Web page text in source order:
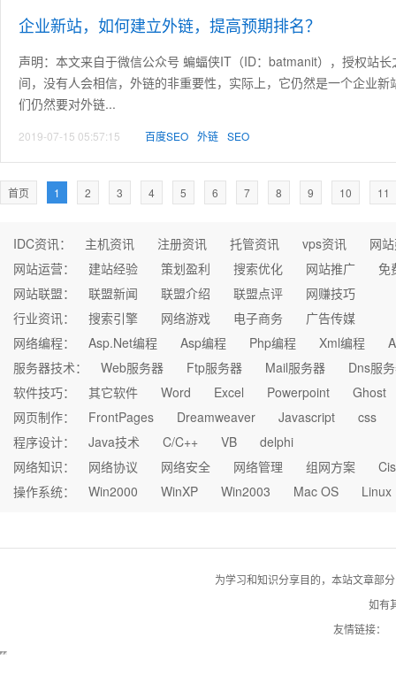
企业新站，如何建立外链，提高预期排名？
声明：本文来自于微信公众号 蝙蝠侠IT（ID：batmanit），授权站
间，没有人会相信，外链的非重要性，实际上，它仍然是一个企业
们仍然要对外链...
2019-07-15 05:57:15 百度SEO 外链 SEO
首页 1 2 3 4 5 6 7 8 9 10 11
IDC资讯： 主机资讯 注册资讯 托管资讯 vps资讯
网
网站运营：
建站经验 策划盈利 搜索优化 网站推广
免
网站联盟：
联盟新闻 联盟介绍 联盟点评
网赚技巧
行业资讯：
搜索引擎 网络游戏 电子商务
广告传媒
网络编程：
Asp.Net编程 Asp编程 Php编程 Xml编程
服务器技术：
Web服务器 Ftp服务器 Mail服务器
Dns服
软件技巧：
其它软件 Word Excel Powerpoint
Ghost
网页制作：
FrontPages Dreamweaver Javascript
css
程序设计：
Java技术 C/C++ VB
delphi
网络知识：
网络协议 网络安全 网络管理 组网方案
操作系统：
Win2000 WinXP Win2003 Mac OS Linux
为学习和知识分享目的，本站文章部
如有
友情链接：